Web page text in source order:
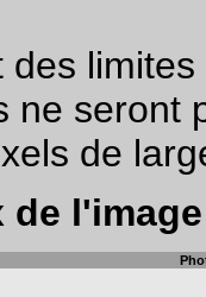
des
ne seront
de
de